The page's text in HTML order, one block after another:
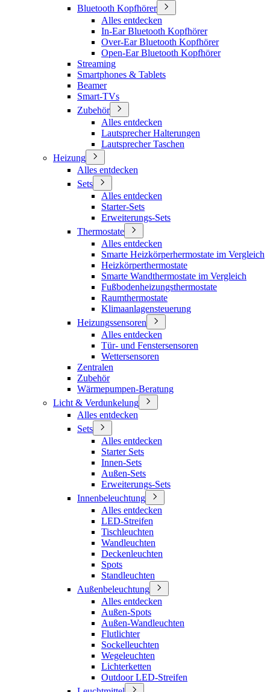
Bluetooth Kopfhörer
Alles entdecken
In-Ear Bluetooth Kopfhörer
Over-Ear Bluetooth Kopfhörer
Open-Ear Bluetooth Kopfhörer
Streaming
Smartphones & Tablets
Beamer
Smart-TVs
Zubehör
Alles entdecken
Lautsprecher Halterungen
Lautsprecher Taschen
Heizung
Alles entdecken
Sets
Alles entdecken
Starter-Sets
Erweiterungs-Sets
Thermostate
Alles entdecken
Smarte Heizkörperhermostate im Vergleich
Heizkörperthermostate
Smarte Wandthermostate im Vergleich
Fußbodenheizungsthermostate
Raumthermostate
Klimaanlagensteuerung
Heizungssensoren
Alles entdecken
Tür- und Fenstersensoren
Wettersensoren
Zentralen
Zubehör
Wärmepumpen-Beratung
Licht & Verdunkelung
Alles entdecken
Sets
Alles entdecken
Starter Sets
Innen-Sets
Außen-Sets
Erweiterungs-Sets
Innenbeleuchtung
Alles entdecken
LED-Streifen
Tischleuchten
Wandleuchten
Deckenleuchten
Spots
Standleuchten
Außenbeleuchtung
Alles entdecken
Außen-Spots
Außen-Wandleuchten
Flutlichter
Sockelleuchten
Wegeleuchten
Lichterketten
Outdoor LED-Streifen